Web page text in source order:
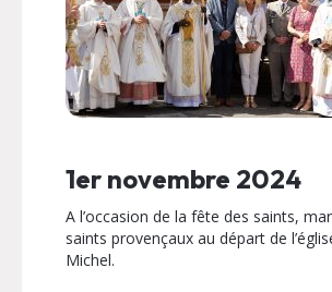
1er novembre 2024
A l’occasion de la fête des saints,
saints provençaux au départ de
Michel.